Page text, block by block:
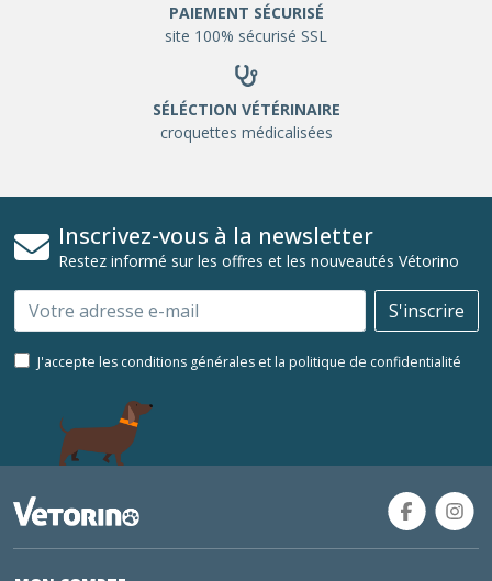
PAIEMENT SÉCURISÉ
site 100% sécurisé SSL
SÉLÉCTION VÉTÉRINAIRE
croquettes médicalisées
Inscrivez-vous à la newsletter
Restez informé sur les offres et les nouveautés Vétorino
Email S'inscrire
J'accepte les conditions générales et la politique de confidentialité